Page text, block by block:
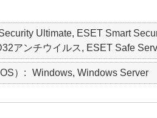
Ultimate, ESET Smart
アンチウイルス, ESET Safe
） Windows, Windows Server